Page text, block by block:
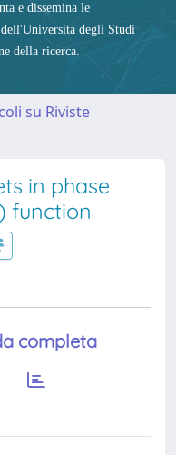
e dissemina le
degli Studi
della ricerca.
su Riviste
in phase
function
completa